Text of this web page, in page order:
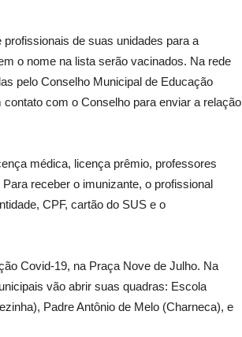
de suas unidades para a
o nome na lista serão vacinados. Na rede
pelo Conselho Municipal de Educação
com o Conselho para enviar a relação
médica, licença prêmio, professores
receber o imunizante, o profissional
CPF, cartão do SUS e o
Covid-19, na Praça Nove de Julho. Na
vão abrir suas quadras: Escola
Padre Antônio de Melo (Charneca), e